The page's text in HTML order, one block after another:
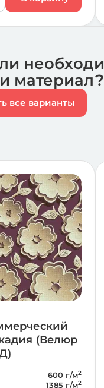
материал?
все варианты
(Велюр
600 г/м2
1385 г/м2